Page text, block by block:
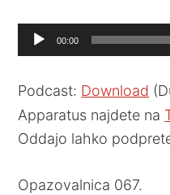
Audio
Player
00:00
Podcast: Download
Apparatus najdete na
Oddajo lahko
Opazovalnica 067.